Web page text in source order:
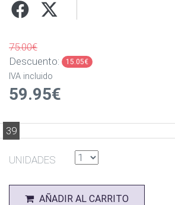
75.00€
Descuento:
15.05€
IVA incluido
59.95€
39
UNIDADES
AÑADIR AL CARRITO